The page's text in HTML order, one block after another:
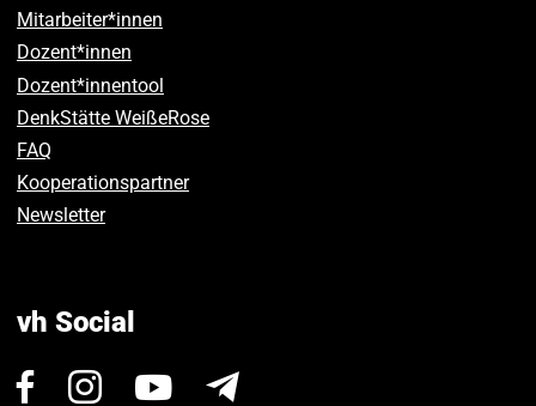
Mitarbeiter*innen
Dozent*innen
Dozent*innentool
DenkStätte WeißeRose
FAQ
Kooperationspartner
Newsletter
vh Social
BesuchenBesuchenBesuchen